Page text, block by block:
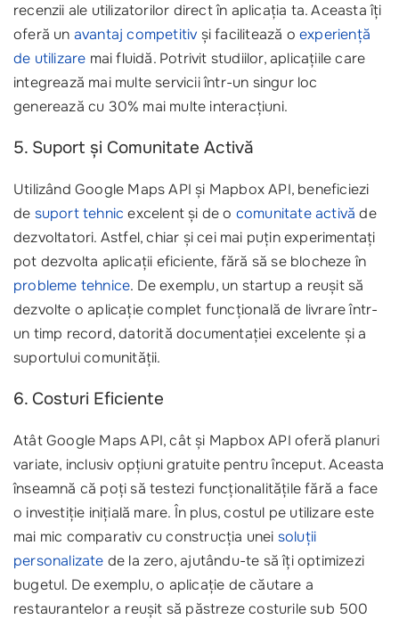
recenzii ale utilizatorilor direct în aplicația ta. Aceasta îți
oferă un avantaj competitiv și facilitează oexperiență
de utilizare mai fluidă. Potrivit studiilor, aplicațiile care
integrează mai multe servicii într-un singur loc
generează cu 30% mai multe interacțiuni.
5. Suport și Comunitate Activă
Utilizând Google Maps API și Mapbox API, beneficiezi
de suport tehnic excelent și de o comunitate activă de
dezvoltatori. Astfel, chiar și cei mai puțin experimentați
pot dezvolta aplicații eficiente, fără să se blocheze în
probleme tehnice. De exemplu, un startup a reușit să
dezvolte o aplicație complet funcțională de livrare într-
un timp record, datorită documentației excelente și a
suportului comunității.
6. Costuri Eficiente
Atât Google Maps API, cât și Mapbox API oferă planuri
variate, inclusiv opțiuni gratuite pentru început. Aceasta
înseamnă că poți să testezi funcționalitățile fără a face
o investiție inițială mare. În plus, costul pe utilizare este
mai mic comparativ cu construcția unei soluții
personalizate de la zero, ajutându-te să îți optimizezi
bugetul. De exemplu, o aplicație de căutare a
restaurantelor a reușit să păstreze costurile sub 500